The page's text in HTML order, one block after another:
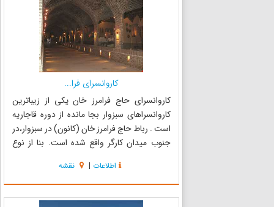
کاروانسرای فرا...
کاروانسرای حاج فرامرز خان یکی از زیباترین
کاروانسراهای سبزوار بجا مانده از دوره قاجاریه
است . رباط حاج فرامرز خان (کانون) در سبزوار،در
جنوب میدان کارگر واقع شده است. بنا از نوع
موجود در سال 1291 ه.ق توسط حاج فرامرزخان
سبزواری برای استفاده ز...
اطلاعات | نقشه